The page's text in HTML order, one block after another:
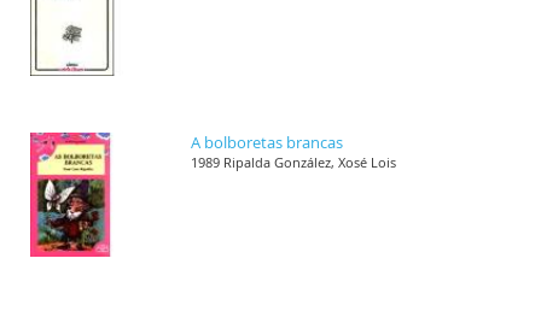
A bolboretas brancas
1989 Ripalda González, Xosé Lois